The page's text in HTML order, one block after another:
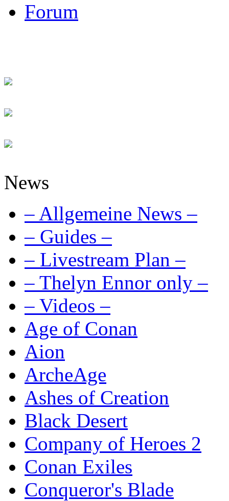
Forum
News
– Allgemeine News –
– Guides –
– Livestream Plan –
– Thelyn Ennor only –
– Videos –
Age of Conan
Aion
ArcheAge
Ashes of Creation
Black Desert
Company of Heroes 2
Conan Exiles
Conqueror's Blade